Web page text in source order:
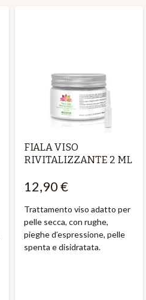
FIALA VISO
RIVITALIZZANTE 2 ML
12,90 €
Trattamento viso adatto per
pelle secca, con rughe,
pieghe d’espressione, pelle
spenta e disidratata.